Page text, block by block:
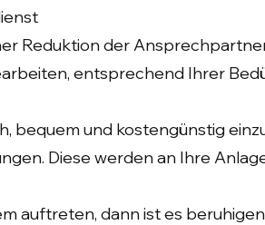
Reduktion der
entsprechend Ihrer
bequem und kostengünstig
Diese werden an Ihre
auftreten, dann ist es